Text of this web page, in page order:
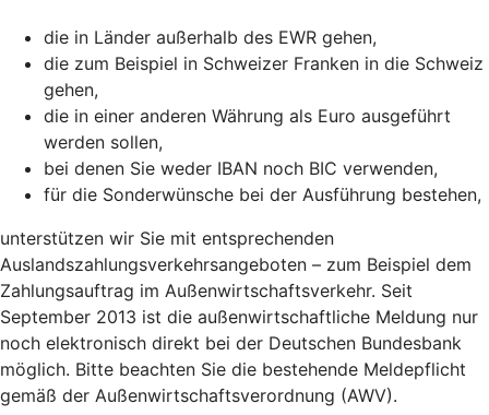
die in Länder außerhalb des EWR gehen,
die zum Beispiel in Schweizer Franken in die Schweiz
gehen,
die in einer anderen Währung als Euro ausgeführt
werden sollen,
bei denen Sie weder IBAN noch BIC verwenden,
für die Sonderwünsche bei der Ausführung bestehen,
unterstützen wir Sie mit entsprechenden
Auslandszahlungsverkehrsangeboten – zum Beispiel dem
Zahlungsauftrag im Außenwirtschaftsverkehr. Seit
September 2013 ist die außenwirtschaftliche Meldung nur
noch elektronisch direkt bei der Deutschen Bundesbank
möglich. Bitte beachten Sie die bestehende Meldepflicht
gemäß der Außenwirtschaftsverordnung (AWV).